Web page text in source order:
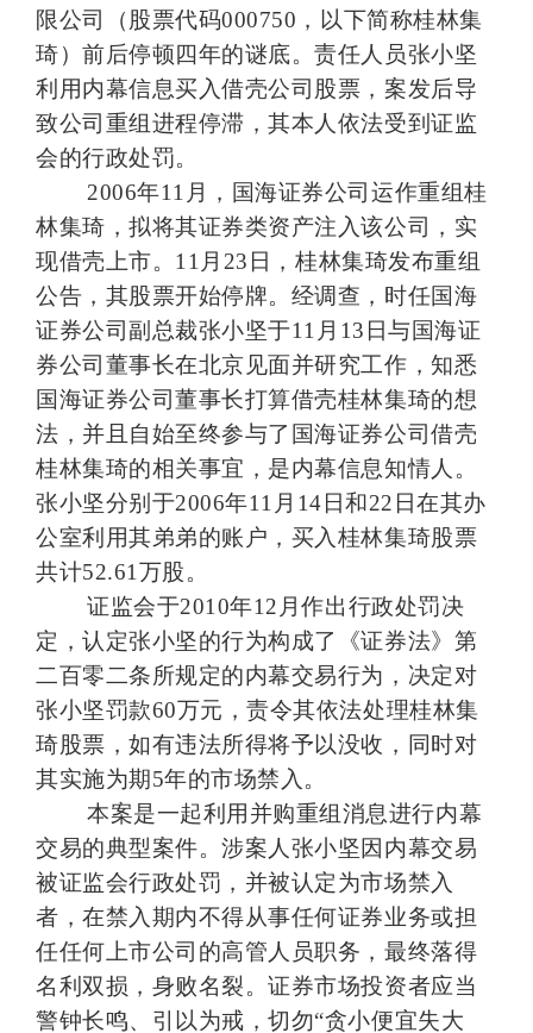
限公司（股票代码000750 ，以下简称桂林集
琦）前后停顿四年的谜底。责任人员张小坚
利用内幕信息买入借壳公司股票，案发后导
致公司重组进程停滞，其本人依法受到证监
会的行政处罚。
2006年11 月，国海证券公司运作重组桂
林集琦，拟将其证券类资产注入该公司，实
现借壳上市。 11月 23 日 ，桂林集琦发布重组
公告，其股票开始停牌。经调查，时任国海
证券公司副总裁张小坚于11 月 13 日与国海证
券公司董事长在北京见面并研究工作，知悉
国海证券公司董事长打算借壳桂林集琦的想
法，并且自始至终参与了国海证券公司借壳
桂林集琦的相关事宜，是内幕信息知情人。
张小坚分别于2006年11 月 14 日和22 日在其办
公室利用其弟弟的账户，买入桂林集琦股票
共计52.61万股。
证监会于2010年12 月作出行政处罚决
定，认定张小坚的行为构成了《证券法》第
二百零二条所规定的内幕交易行为，决定对
张小坚罚款60万元，责令其依法处理桂林集
琦股票，如有违法所得将予以没收，同时对
其实施为期5年的市场禁入。
本案是一起利用并购重组消息进行内幕
交易的典型案件。涉案人张小坚因内幕交易
被证监会行政处罚，并被认定为市场禁入
者，在禁入期内不得从事任何证券业务或担
任任何上市公司的高管人员职务，最终落得
名利双损，身败名裂。证券市场投资者应当
警钟长鸣、引以为戒，切勿“贪小便宜失大